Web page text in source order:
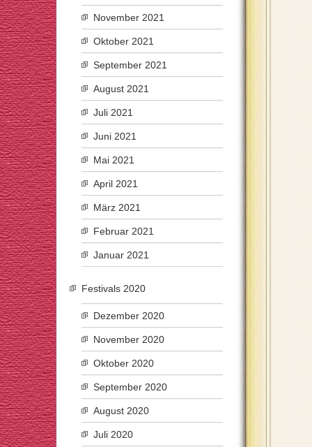
November 2021
Oktober 2021
September 2021
August 2021
Juli 2021
Juni 2021
Mai 2021
April 2021
März 2021
Februar 2021
Januar 2021
Festivals 2020
Dezember 2020
November 2020
Oktober 2020
September 2020
August 2020
Juli 2020